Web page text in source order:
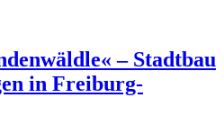
– Stadtbau
in Freiburg-